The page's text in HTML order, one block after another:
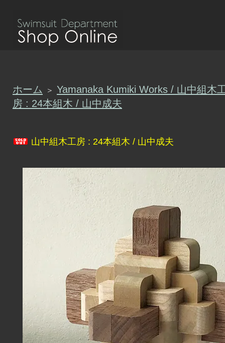
ホーム ＞ Yamanaka Kumiki Works / 山中組木
房 : 24本組木 / 山中成夫
山中組木工房 : 24本組木 / 山中成夫